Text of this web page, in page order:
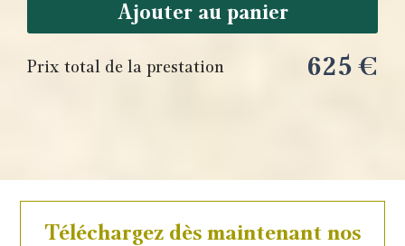
Ajouter au panier
Prix total de la prestation 625€
Téléchargez dès maintenant nos